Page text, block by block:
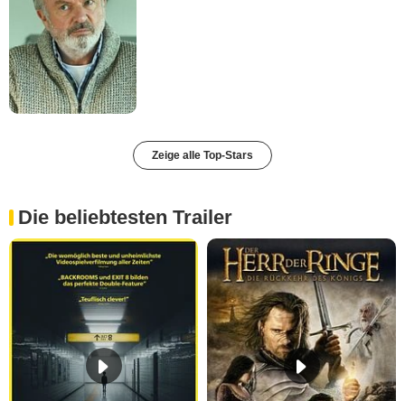
Zeige alle Top-Stars
Die beliebtesten Trailer